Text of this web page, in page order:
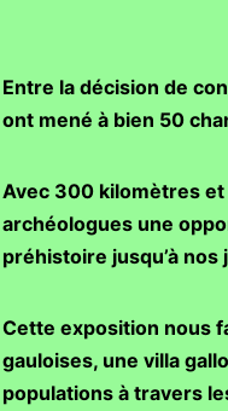
Entre la décision de
ont mené à bien 50
Avec 300 kilomètres et
archéologues une
préhistoire jusqu’à nos
Cette exposition nous
gauloises, une villa
populations à travers